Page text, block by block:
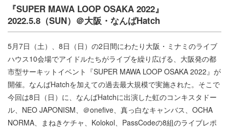
『SUPER MAWA LOOP OSAKA 2022』
2022.5.8（SUN）＠大阪・なんばHatch
5月7日（土）、8日（日）の2日間にわたり大阪・ミナミのライブ
ハウス10会場でアイドルたちがライブを繰り広げる、大阪発の都
市型サーキットイベント『SUPER MAWA LOOP OSAKA 2022』が
開催。なんばHatchを加えての過去最大規模で実施された。そこで
今回は8日（日）に、なんばHatchに出演した虹のコンキスタドー
ル、NEO JAPONISM、＠onefive、真っ白なキャンバス、OCHA
NORMA、まねきケチャ、Kolokol、PassCodeの8組のライブレポ